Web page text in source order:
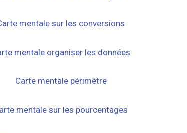
mentale sur les conversions
mentale organiser les données
Carte mentale périmètre
mentale sur les pourcentages